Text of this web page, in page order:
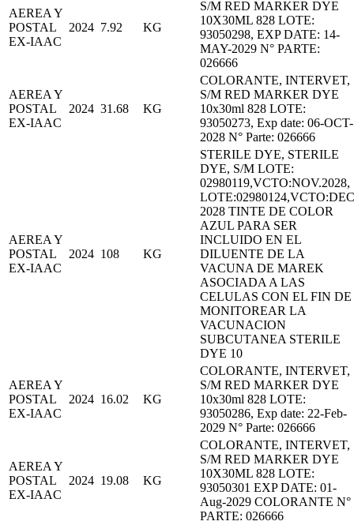
AEREA Y
POSTAL
EX-IAAC
2024 7.92 KG
S/M RED MARKER DYE
10X30ML 828 LOTE:
93050298, EXP DATE: 14-
MAY-2029 N° PARTE:
026666
AEREA Y
POSTAL
EX-IAAC
2024 31.68 KG
COLORANTE, INTERVET,
S/M RED MARKER DYE
10x30ml 828 LOTE:
93050273, Exp date: 06-OCT-
2028 N° Parte: 026666
AEREA Y
POSTAL
EX-IAAC
2024 108 KG
STERILE DYE, STERILE
DYE, S/M LOTE:
02980119,VCTO:NOV.2028,
2028 TINTE DE COLOR
AZUL PARA SER
INCLUIDO EN EL
DILUENTE DE LA
VACUNA DE MAREK
ASOCIADA A LAS
CELULAS CON EL FIN DE
MONITOREAR LA
VACUNACION
SUBCUTANEA STERILE
DYE 10
AEREA Y
POSTAL
EX-IAAC
2024 16.02 KG
COLORANTE, INTERVET,
S/M RED MARKER DYE
10x30ml 828 LOTE:
93050286, Exp date: 22-Feb-
2029 N° Parte: 026666
AEREA Y
POSTAL
EX-IAAC
2024 19.08 KG
COLORANTE, INTERVET,
S/M RED MARKER DYE
10X30ML 828 LOTE:
93050301 EXP DATE: 01-
Aug-2029 COLORANTE N°
PARTE: 026666